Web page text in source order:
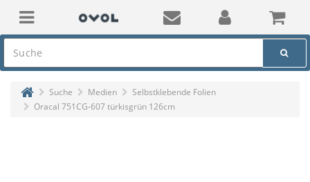
Suche Medien
Selbstklebende Folien
Oracal 751CG-607 türkisgrün 126cm